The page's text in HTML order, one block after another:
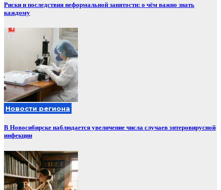
Риски и последствия неформальной занятости: о чём важно знать
каждому
Новости региона
В Новосибирске наблюдается увеличение числа случаев энтеровирусной
инфекции